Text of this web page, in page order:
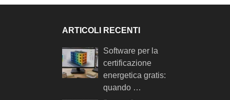
ARTICOLI RECENTI
Software per la
certificazione
energetica gratis:
quando …